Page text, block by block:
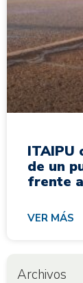
ITAIPU
de un
frente
VER MÁS
Archivos